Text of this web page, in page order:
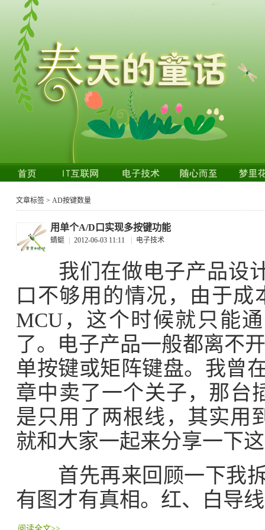
文章标签 > AD按键数量
用单个A/D口实现多按键功能
蜻蜓 2012-06-03 11:11 电子技术
我们在做电子产品设计
口不够用的情况，由于
MCU，这个时候就只能
了。电子产品一般都离不
单按键或矩阵键盘。我曾
章中卖了一个关子，那台
是只用了两根线，其实用
就和大家一起来分享一下
首先再来回顾一下我拆
有图才有真相。红、白导